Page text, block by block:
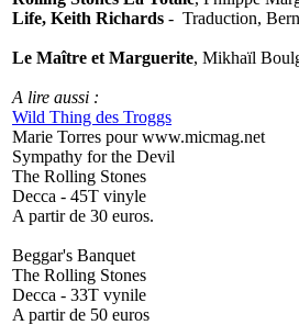
Life, Keith Richards - Traduction,
Le Maître et Marguerite, Mikhaïl
A lire aussi :
Wild Thing des Troggs
Marie Torres pour www.micmag.net
Sympathy for the Devil
The Rolling Stones
Decca - 45T vinyle
A partir de 30 euros.
Beggar's Banquet
The Rolling Stones
Decca - 33T vynile
A partir de 50 euros